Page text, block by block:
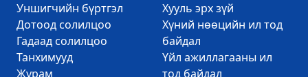
Уншигчийн бүртгэл
Дотоод солилцоо
Гадаад солилцоо
Танхимууд
Журам
Хууль эрх зүй
Хүний нөөцийн ил тод
байдал
Үйл ажиллагааны ил
тод байдал